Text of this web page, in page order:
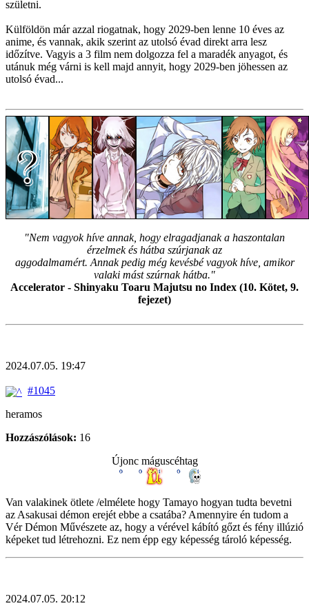
születni.
Külföldön már azzal riogatnak, hogy 2029-ben lenne 10 éves az
anime, és vannak, akik szerint az utolsó évad direkt arra lesz
időzítve. Vagyis a 3 film nem dolgozza fel a maradék anyagot, és
utánuk még várni is kell majd annyit, hogy 2029-ben jöhessen az
utolsó évad...
"Nem vagyok híve annak, hogy elragadjanak a haszontalan
érzelmek és hátba szúrjanak az
aggodalmamért. Annak pedig még kevésbé vagyok híve, amikor
valaki mást szúrnak hátba."
Accelerator - Shinyaku Toaru Majutsu no Index (10. Kötet, 9.
fejezet)
2024.07.05. 19:47
#1045
heramos
Hozzászólások: 16
Újonc máguscéhtag
Van valakinek ötlete /elmélete hogy Tamayo hogyan tudta bevetni
az Asakusai démon erejét ebbe a csatába? Amennyire én tudom a
Vér Démon Művészete az, hogy a vérével kábító gőzt és fény illúzió
képeket tud létrehozni. Ez nem épp egy képesség tároló képesség.
2024.07.05. 20:12